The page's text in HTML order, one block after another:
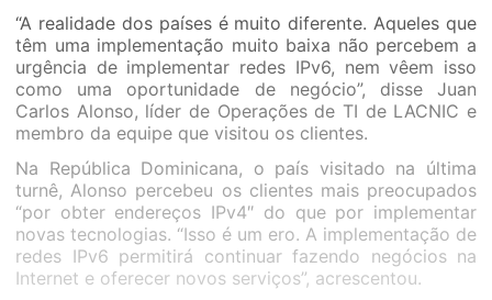
“A realidade dos países é muito diferente. Aqueles que
têm uma implementação muito baixa não percebem a
urgência de implementar redes IPv6, nem vêem isso
como uma oportunidade de negócio”, disse Juan
Carlos Alonso, líder de Operações de TI de LACNIC e
membro da equipe que visitou os clientes.
Na República Dominicana, o país visitado na última
turnê, Alonso percebeu os clientes mais preocupados
“por obter endereços IPv4″ do que por implementar
novas tecnologias. “Isso é um ero. A implementação de
redes IPv6 permitirá continuar fazendo negócios na
Internet e oferecer novos serviços”, acrescentou.